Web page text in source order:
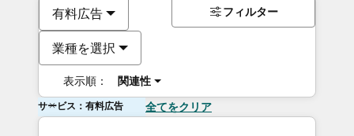
有料広告
業種を選択
表示順： 関連性
フィルター
サービス：有料広告 全てをクリア